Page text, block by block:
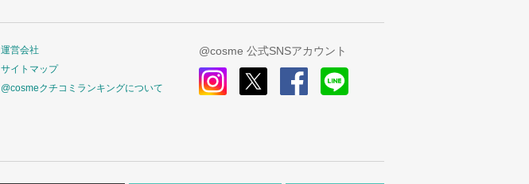
運営会社
サイトマップ
@cosmeクチコミランキングについて
@cosme 公式SNSアカウント